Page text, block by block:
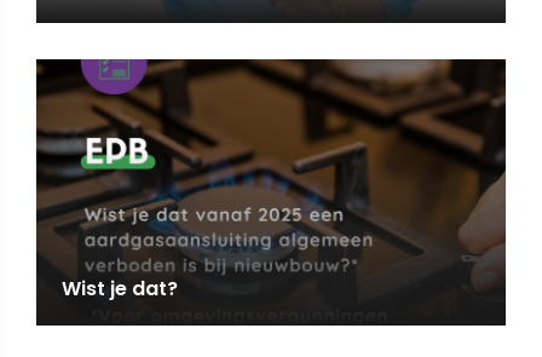
Wist je dat?